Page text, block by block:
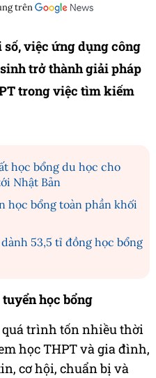
trên
việc ứng dụng công
trở thành giải pháp
trong việc tìm kiếm
học bổng du học cho
Nhật Bản
học bổng toàn phần khối
53,5 tỉ đồng học bổng
học bổng
quá trình tốn nhiều thời
học THPT và gia đình,
cơ hội, chuẩn bị và